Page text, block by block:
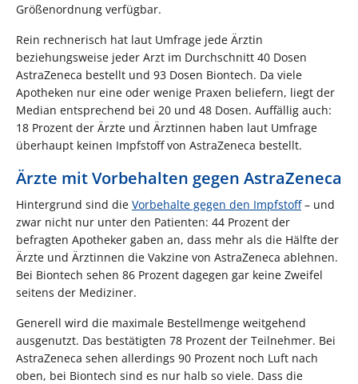
Größenordnung verfügbar.
Rein rechnerisch hat laut Umfrage jede Ärztin
beziehungsweise jeder Arzt im Durchschnitt 40 Dosen
AstraZeneca bestellt und 93 Dosen Biontech. Da viele
Apotheken nur eine oder wenige Praxen beliefern, liegt der
Median entsprechend bei 20 und 48 Dosen. Auffällig auch:
18 Prozent der Ärzte und Ärztinnen haben laut Umfrage
überhaupt keinen Impfstoff von AstraZeneca bestellt.
Ärzte mit Vorbehalten gegen AstraZeneca
Hintergrund sind die Vorbehalte gegen den Impfstoff– und
zwar nicht nur unter den Patienten: 44 Prozent der
befragten Apotheker gaben an, dass mehr als die Hälfte der
Ärzte und Ärztinnen die Vakzine von AstraZeneca ablehnen.
Bei Biontech sehen 86 Prozent dagegen gar keine Zweifel
seitens der Mediziner.
Generell wird die maximale Bestellmenge weitgehend
ausgenutzt. Das bestätigten 78 Prozent der Teilnehmer. Bei
AstraZeneca sehen allerdings 90 Prozent noch Luft nach
oben, bei Biontech sind es nur halb so viele. Dass die